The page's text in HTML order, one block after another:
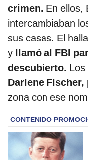
crimen. En ellos,
intercambiaban
sus casas. El
y llamó al FBI
descubierto. Los
Darlene Fischer,
zona con ese